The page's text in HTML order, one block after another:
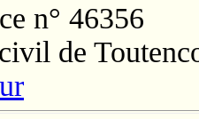
n° 46356
de